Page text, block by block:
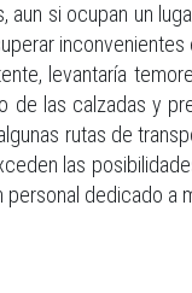
si ocupan un
levantaría
las calzadas y
rutas de
las
dedicado a